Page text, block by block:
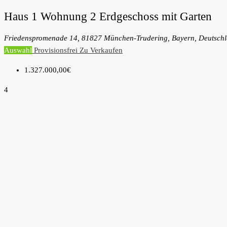
Haus 1 Wohnung 2 Erdgeschoss mit Garten
Friedenspromenade 14, 81827 München-Trudering, Bayern,
Auswahl Provisionsfrei Zu Verkaufen
1.327.000,00€
4